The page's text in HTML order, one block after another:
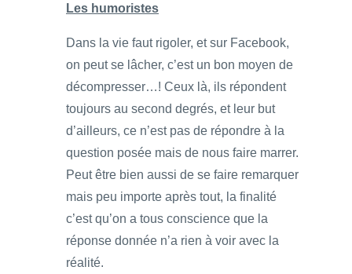
Les humoristes
Dans la vie faut rigoler, et sur Facebook,
on peut se lâcher, c’est un bon moyen de
décompresser…! Ceux là, ils répondent
toujours au second degrés, et leur but
d’ailleurs, ce n’est pas de répondre à la
question posée mais de nous faire marrer.
Peut être bien aussi de se faire remarquer
mais peu importe après tout, la finalité
c’est qu’on a tous conscience que la
réponse donnée n’a rien à voir avec la
réalité.